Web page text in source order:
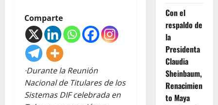
Comparte
·Durante la Reunión
Nacional de Titulares de los
Sistemas DIF celebrada en
Con el
respaldo de
la
Presidenta
Claudia
Sheinbaum,
Renacimien
to Maya